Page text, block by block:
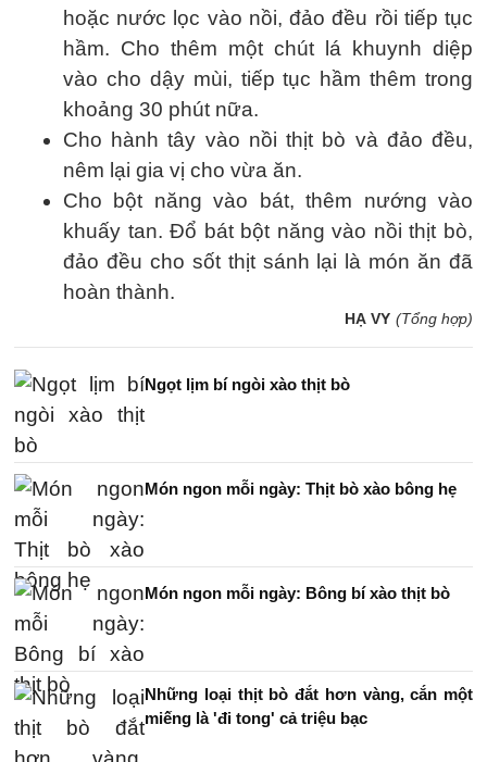
hoặc nước lọc vào nồi, đảo đều rồi tiếp tục
hầm. Cho thêm một chút lá khuynh diệp
vào cho dậy mùi, tiếp tục hầm thêm trong
khoảng 30 phút nữa.
Cho hành tây vào nồi thịt bò và đảo đều,
nêm lại gia vị cho vừa ăn.
Cho bột năng vào bát, thêm nướng vào
khuấy tan. Đổ bát bột năng vào nồi thịt bò,
đảo đều cho sốt thịt sánh lại là món ăn đã
hoàn thành.
HẠ VY (Tổng hợp)
Ngọt lịm bí ngòi xào thịt bò
Món ngon mỗi ngày: Thịt bò xào bông hẹ
Món ngon mỗi ngày: Bông bí xào thịt bò
Những loại thịt bò đắt hơn vàng, cắn một
miếng là 'đi tong' cả triệu bạc